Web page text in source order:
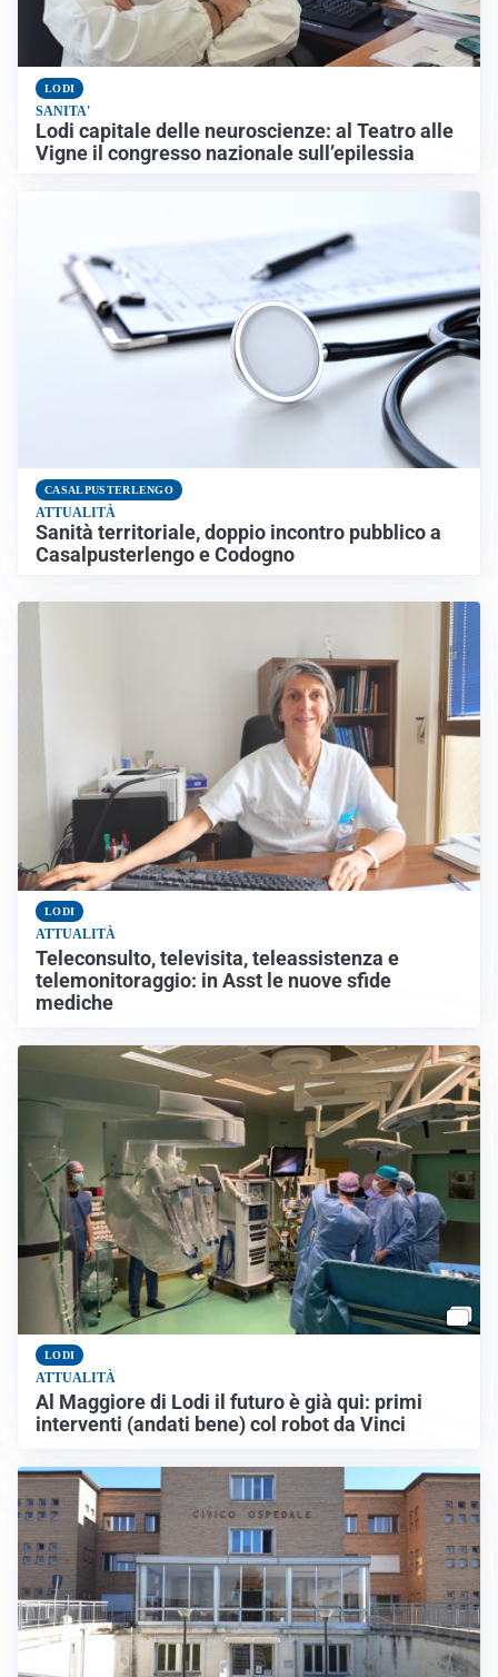
LODI
SANITA'
Lodi capitale delle neuroscienze: al Teatro alle
Vigne il congresso nazionale sull’epilessia
CASALPUSTERLENGO
ATTUALITÀ
Sanità territoriale, doppio incontro pubblico a
Casalpusterlengo e Codogno
LODI
ATTUALITÀ
Teleconsulto, televisita, teleassistenza e
telemonitoraggio: in Asst le nuove sfide
mediche
LODI
ATTUALITÀ
Al Maggiore di Lodi il futuro è già qui: primi
interventi (andati bene) col robot da Vinci